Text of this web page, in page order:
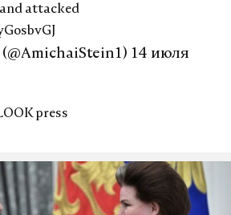
attacked
14 июля
press